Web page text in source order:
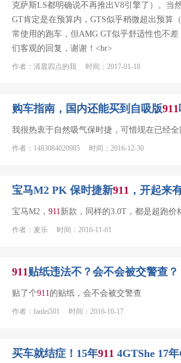
克萨斯LS都明确说不再推出V8引擎了）。当
GT肯定是在预算内，GTS似乎稍微超出预算
常使用的跑车，但AMG GT似乎舒适性也不
们客观的回复，谢谢！<br>
作者：清晨四点的我 时间：2017-01-18
购车指南，国内还能买到自吸版911
我很热衷于自然吸气保时捷，可惜现在已经
作者：1483084020985 时间：2016-12-30
宝马M2 PK 保时捷新911 ，开起来
宝马M2， 911新款，同样的3.0T，都是超跑
作者：麦乐 时间：2016-11-01
911贴纸违法不？会不会被交警查？
贴了个911的贴纸，会不会被交警查
作者：fanlei501 时间：2016-10-17
买车就结症！15年911 4GTShe 17